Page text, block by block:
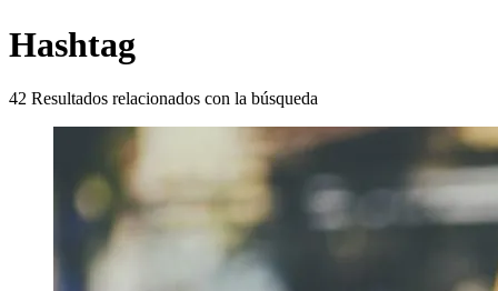
Hashtag
42 Resultados relacionados con la búsqueda